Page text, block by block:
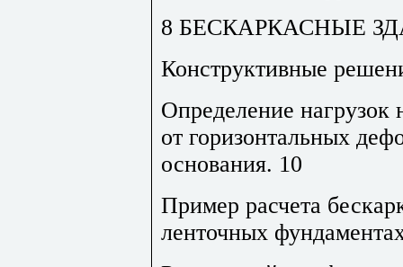
8 БЕСКАРКАСНЫЕ
Конструктивные
Определение
от горизонтальных
основания. 10
Пример расчета
ленточных